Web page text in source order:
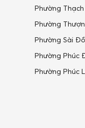
Phường Thạch
Phường
Phường Sài
Phường Phúc
Phường Phúc